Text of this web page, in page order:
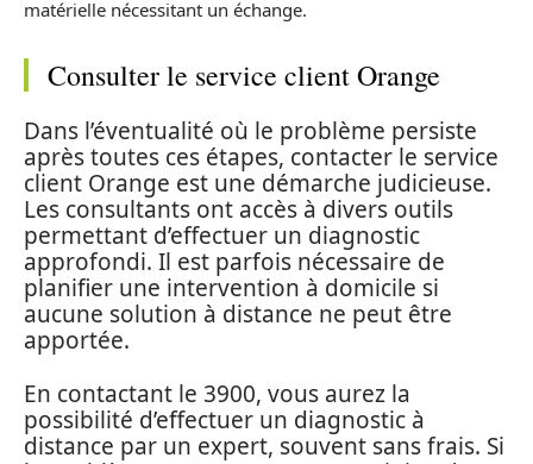
matérielle nécessitant un échange.
Consulter le service client Orange
Dans l’éventualité où le problème persiste
après toutes ces étapes, contacter le service
client Orange est une démarche judicieuse.
Les consultants ont accès à divers outils
permettant d’effectuer un diagnostic
approfondi. Il est parfois nécessaire de
planifier une intervention à domicile si
aucune solution à distance ne peut être
apportée.
En contactant le 3900, vous aurez la
possibilité d’effectuer un diagnostic à
distance par un expert, souvent sans frais. Si